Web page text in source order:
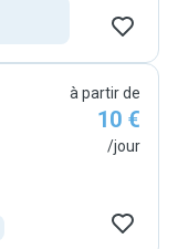
à partir de
10 €
/jour